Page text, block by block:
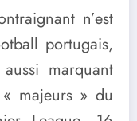
n’est
portugais,
marquant
majeurs » du